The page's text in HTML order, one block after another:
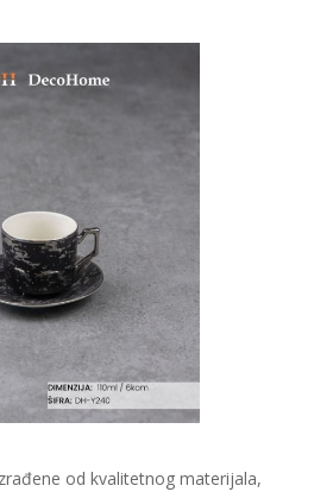
od kvalitetnog materijala,